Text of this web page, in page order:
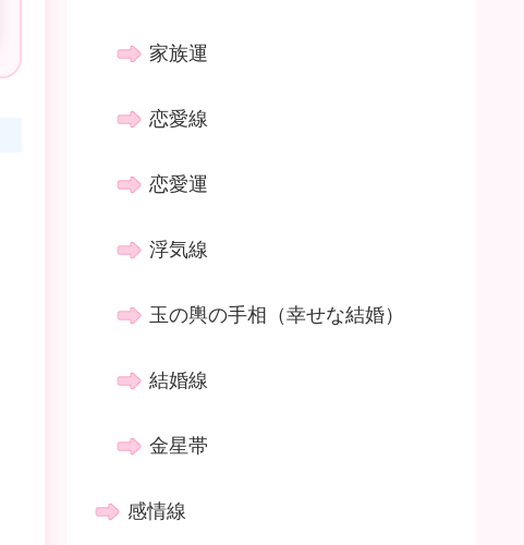
家族運
恋愛線
恋愛運
浮気線
玉の輿の手相（幸せな結婚）
結婚線
金星帯
感情線